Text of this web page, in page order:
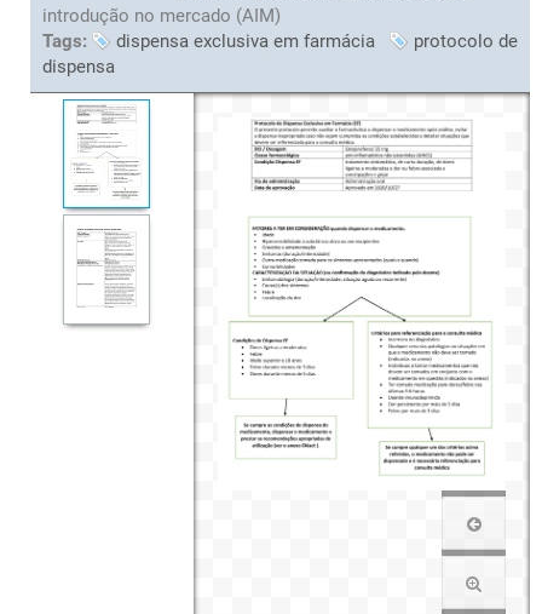
introdução no mercado (AIM)
Tags:
dispensa exclusiva em farmácia
protocolo de
dispensa